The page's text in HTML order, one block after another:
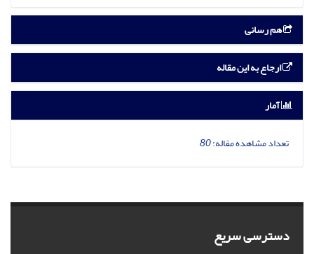
هم رسانی
ارجاع به این مقاله
آمار
تعداد مشاهده مقاله:80
دسترسی سریع